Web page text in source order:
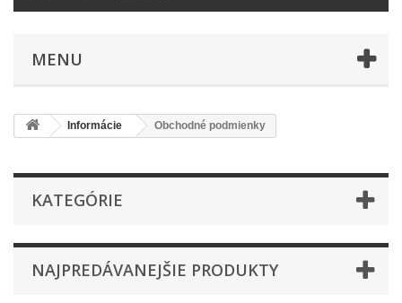
MENU
Informácie Obchodné podmienky
KATEGÓRIE
NAJPREDÁVANEJŠIE PRODUKTY